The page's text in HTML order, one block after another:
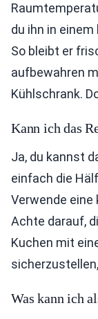
du ihn in
So bleibt er
aufbewahren
Kühlschrank.
Kann ich das
Ja, du kannst
einfach die
Verwende eine
Achte darauf,
Kuchen mit
Was kann ich